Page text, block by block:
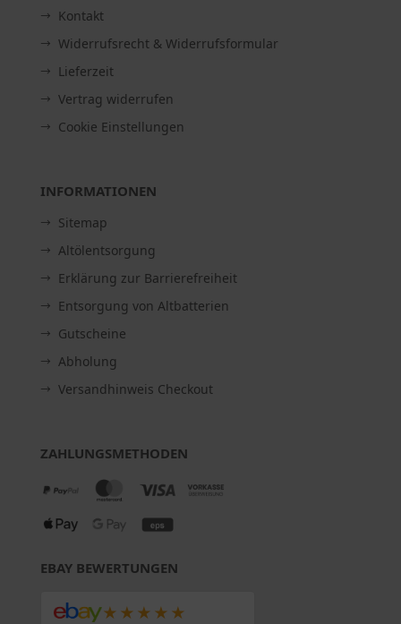
Kontakt
Widerrufsrecht & Widerrufsformular
Lieferzeit
Vertrag widerrufen
Cookie Einstellungen
INFORMATIONEN
Sitemap
Altölentsorgung
Erklärung zur Barrierefreiheit
Entsorgung von Altbatterien
Gutscheine
Abholung
Versandhinweis Checkout
ZAHLUNGSMETHODEN
EBAY BEWERTUNGEN
★★★★★